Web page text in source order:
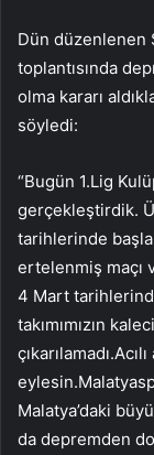
Dün düzenlenen
toplantısında
olma kararı
söyledi:
“Bugün 1.Lig
gerçekleştirdik.
tarihlerinde
ertelenmiş maçı
4 Mart
takımımızın
Malatya’daki
da depremden